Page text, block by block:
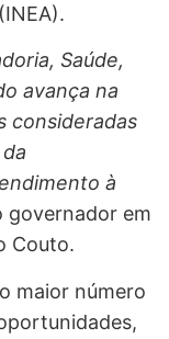
Saúde,
avança na
consideradas
à
governador em
Couto.
maior número